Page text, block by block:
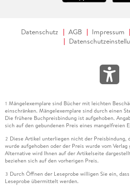
Datenschutz AGB Impressum
1 Mängelexemplare sind Bücher mit leichten
einschränken. Mängelexemplare sind durch einen
Die frühere Buchpreisbindung ist aufgehoben.
sich auf den gebundenen Preis eines mangelfreien
2 Diese Artikel unterliegen nicht der Preisbindung,
wurde aufgehoben oder der Preis wurde vom
Alternative wird Ihnen auf der Artikelseite
beziehen sich auf den vorherigen Preis.
3 Durch Öffnen der Leseprobe willigen Sie ein,
Leseprobe übermittelt werden.